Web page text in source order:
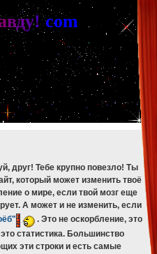
db/driver/mysqli.php
db/driver/mysqli.php 329
db/driver/mysqli.php on line 265
db/driver/mysqli.php on line329
db/driver/mysqli.php on line 265
db/driver/mysqli.php on line329:
db/driver/mysqli.php on line 265
db/driver/mysqli.php
вду! com
друг! Тебе крупно повезло! Ты
который может изменить твоё
о мире, если твой мозг еще
А может и не изменить, если
. Это не оскорбление, это
статистика. Большинство
эти строки и есть самые